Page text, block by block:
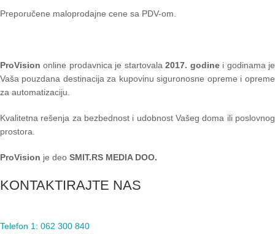
Preporučene maloprodajne cene sa PDV-om.
ProVision online prodavnica je startovala2017. godinei godinama je
Vaša pouzdana destinacija za kupovinu siguronosne opreme i opreme
za automatizaciju.
Kvalitetna rešenja za bezbednost i udobnost Vašeg doma ili poslovnog
prostora.
ProVision je deo SMIT.RS MEDIA DOO.
KONTAKTIRAJTE NAS
Telefon 1: 062 300 840